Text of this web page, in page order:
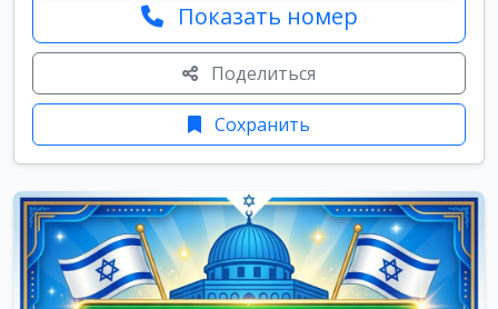
Показать номер
Поделиться
Сохранить